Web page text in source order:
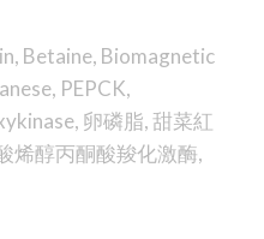
, Betaine, Biomagnetic
, PEPCK,
, 卵磷脂,甜菜紅
烯醇丙酮酸羧化激酶,